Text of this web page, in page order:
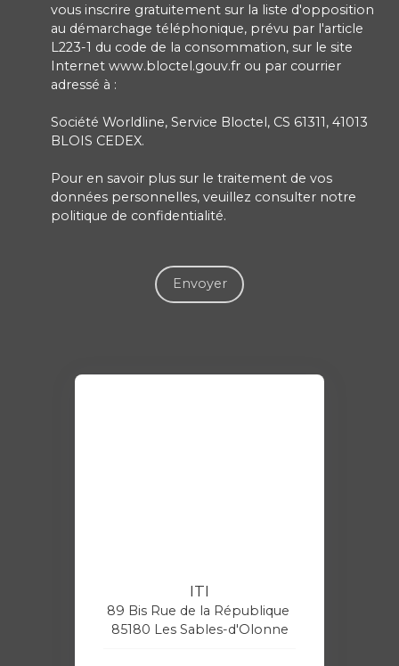
vous inscrire gratuitement sur la liste d'opposition
au démarchage téléphonique, prévu par l'article
L223-1 du code de la consommation, sur le site
Internet www.bloctel.gouv.fr ou par courrier
adressé à :
Société Worldline, Service Bloctel, CS 61311, 41013
BLOIS CEDEX.
Pour en savoir plus sur le traitement de vos
données personnelles, veuillez consulter notre
politique de confidentialité.
Envoyer
ITI
89 Bis Rue de la République
85180 Les Sables-d'Olonne